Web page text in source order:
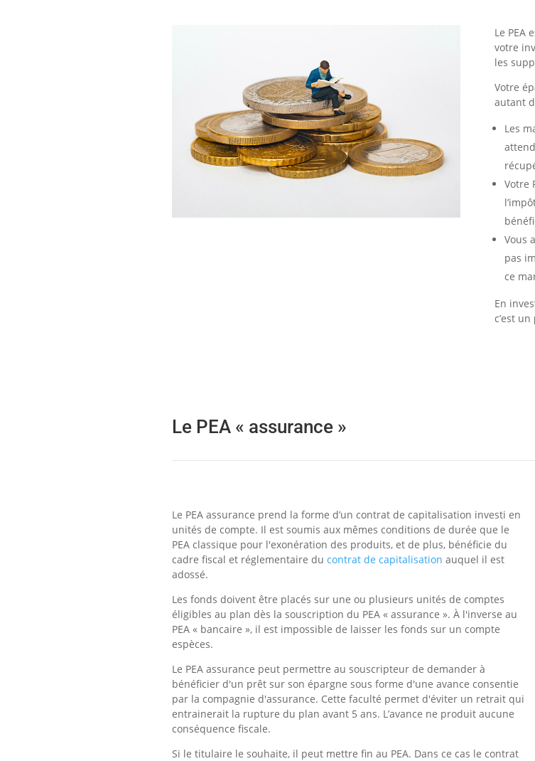
Le PEA
votre
les
Votre
autant
Les
Votre
Vous
pas
ce
En
c’est un
Le PEA « assurance »
Le PEA assurance prend la forme d’un contrat de capitalisation investi en
unités de compte. Il est soumis aux mêmes conditions de durée que le
PEA classique pour l'exonération des produits, et de plus, bénéficie du
cadre fiscal et réglementaire du contrat de capitalisation auquel il est
adossé.
Les fonds doivent être placés sur une ou plusieurs unités de comptes
éligibles au plan dès la souscription du PEA « assurance ». À l'inverse au
PEA « bancaire », il est impossible de laisser les fonds sur un compte
espèces.
Le PEA assurance peut permettre au souscripteur de demander à
bénéficier d'un prêt sur son épargne sous forme d'une avance consentie
par la compagnie d'assurance. Cette faculté permet d'éviter un retrait qui
entrainerait la rupture du plan avant 5 ans. L’avance ne produit aucune
conséquence fiscale.
Si le titulaire le souhaite, il peut mettre fin au PEA. Dans ce cas le contrat